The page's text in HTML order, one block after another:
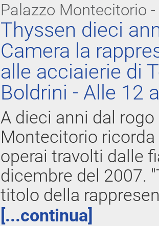
Palazzo Montecitorio
Thyssen dieci
Camera la
alle acciaierie di
Boldrini - Alle 12
A dieci anni dal
Montecitorio
operai travolti dalle
dicembre del 2007.
titolo della
[...continua]